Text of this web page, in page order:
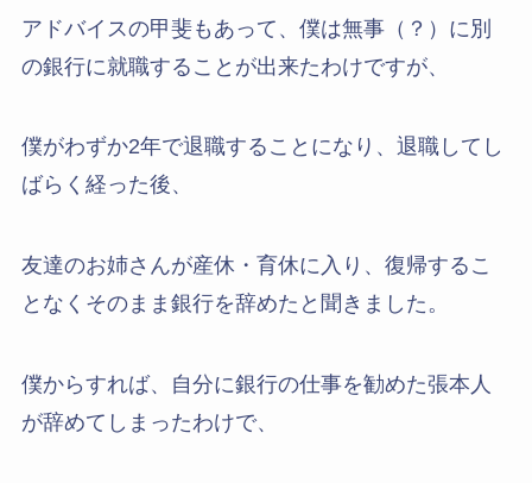
アドバイスの甲斐もあって、僕は無事（？）に別
の銀行に就職することが出来たわけですが、
僕がわずか2年で退職することになり、退職してし
ばらく経った後、
友達のお姉さんが産休・育休に入り、復帰するこ
となくそのまま銀行を辞めたと聞きました。
僕からすれば、自分に銀行の仕事を勧めた張本人
が辞めてしまったわけで、